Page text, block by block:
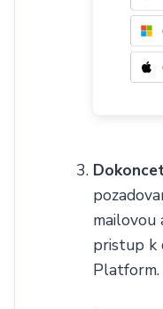
mailovou
pristup k
Platform.